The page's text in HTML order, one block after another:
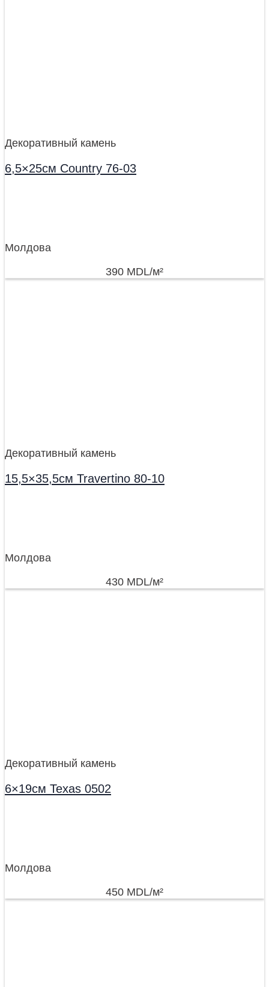
Декоративный камень
6,5×25см Country 76-03
Молдова
390 MDL/м²
Декоративный камень
15,5×35,5см Travertino 80-10
Молдова
430 MDL/м²
Декоративный камень
6×19см Texas 0502
Молдова
450 MDL/м²